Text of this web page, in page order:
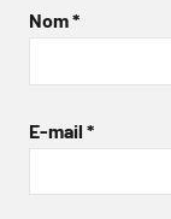
Nom*
E-mail *